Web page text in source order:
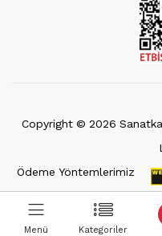
Copyright © 2026
Ödeme Yöntemlerimiz
Menü Kategoriler